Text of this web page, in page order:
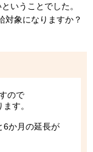
いうことでした。
対象になりますか？
ので
す。
6か月の延長が